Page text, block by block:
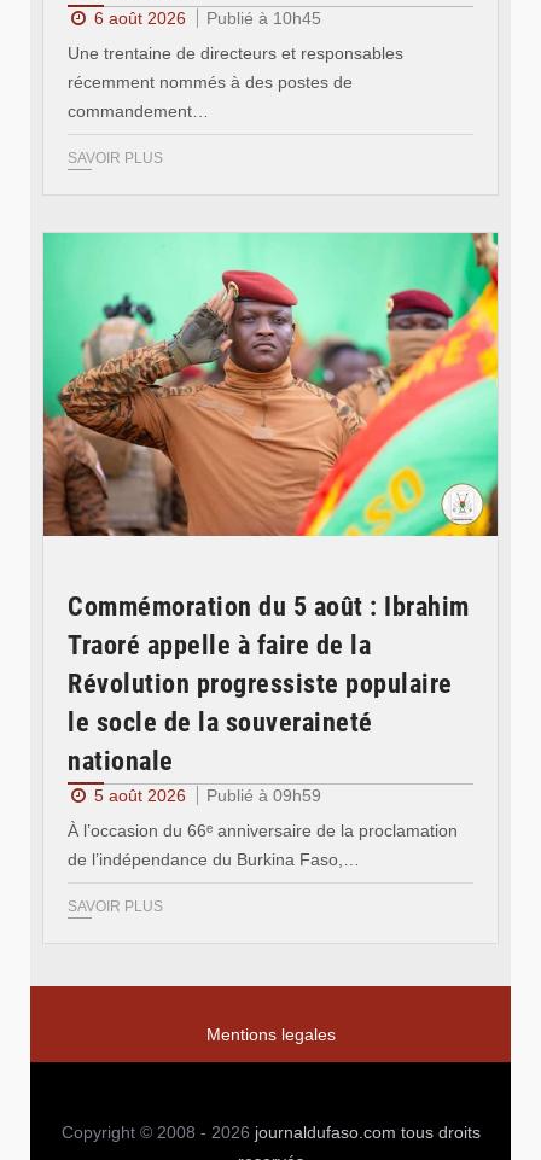
6 août 2026
Publié à 10h45
Une trentaine de directeurs et responsables
récemment nommés à des postes de
commandement…
SAVOIR PLUS
Commémoration du 5 août : Ibrahim
Traoré appelle à faire de la
Révolution progressiste populaire
le socle de la souveraineté
nationale
5 août 2026
Publié à 09h59
À l’occasion du 66ᵉ anniversaire de la proclamation
de l’indépendance du Burkina Faso,…
SAVOIR PLUS
Mentions legales
Copyright © 2008 - 2026 journaldufaso.com tous droits